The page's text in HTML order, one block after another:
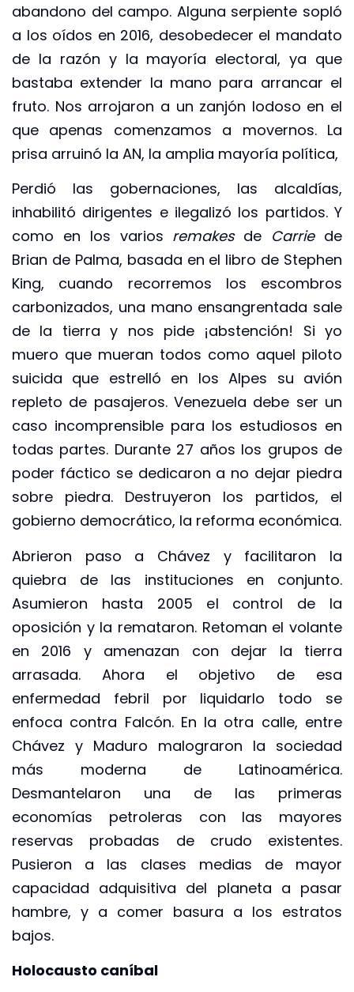
abandono del campo. Alguna serpiente sopló
a los oídos en 2016, desobedecer el mandato
de la razón y la mayoría electoral, ya que
bastaba extender la mano para arrancar el
fruto. Nos arrojaron a un zanjón lodoso en el
que apenas comenzamos a movernos. La
prisa arruinó la AN, la amplia mayoría política,
Perdió las gobernaciones, las alcaldías,
inhabilitó dirigentes e ilegalizó los partidos. Y
como en los varios remakesde Carriede
Brian de Palma, basada en el libro de Stephen
King, cuando recorremos los escombros
carbonizados, una mano ensangrentada sale
de la tierra y nos pide ¡abstención! Si yo
muero que mueran todos como aquel piloto
suicida que estrelló en los Alpes su avión
repleto de pasajeros. Venezuela debe ser un
caso incomprensible para los estudiosos en
todas partes. Durante 27 años los grupos de
poder fáctico se dedicaron a no dejar piedra
sobre piedra. Destruyeron los partidos, el
gobierno democrático, la reforma económica.
Abrieron paso a Chávez y facilitaron la
quiebra de las instituciones en conjunto.
Asumieron hasta 2005 el control de la
oposición y la remataron. Retoman el volante
en 2016 y amenazan con dejar la tierra
arrasada. Ahora el objetivo de esa
enfermedad febril por liquidarlo todo se
enfoca contra Falcón. En la otra calle, entre
Chávez y Maduro malograron la sociedad
más moderna de Latinoamérica.
Desmantelaron una de las primeras
economías petroleras con las mayores
reservas probadas de crudo existentes.
Pusieron a las clases medias de mayor
capacidad adquisitiva del planeta a pasar
hambre, y a comer basura a los estratos
bajos.
Holocausto caníbal